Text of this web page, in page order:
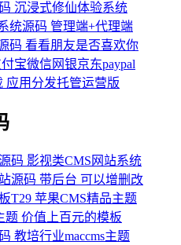
沉浸式修仙体验系统
统源码 管理端+代理端
码 看看朋友是否喜欢你
宝微信网银京东paypal
应用分发托管运营版
码 影视类CMS网站系统
源码 带后台 可以增删改
T29 苹果CMS精品主题
题 价值上百元的模板
教培行业maccms主题